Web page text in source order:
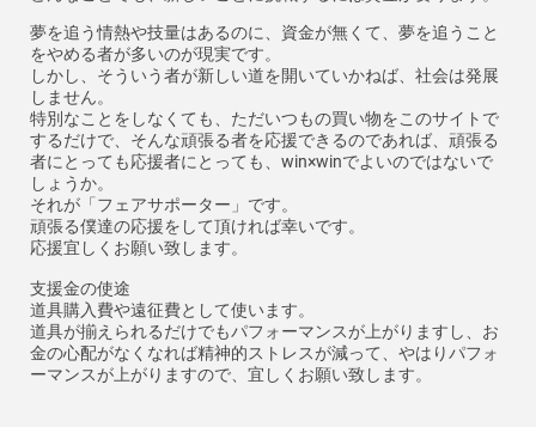
夢を追う情熱や技量はあるのに、資金が無くて、夢を追うこと
をやめる者が多いのが現実です。
しかし、そういう者が新しい道を開いていかねば、社会は発展
しません。
特別なことをしなくても、ただいつもの買い物をこのサイトで
するだけで、そんな頑張る者を応援できるのであれば、頑張る
者にとっても応援者にとっても、win×winでよいのではないで
しょうか。
それが「フェアサポーター」です。
頑張る僕達の応援をして頂ければ幸いです。
応援宜しくお願い致します。
支援金の使途
道具購入費や遠征費として使います。
道具が揃えられるだけでもパフォーマンスが上がりますし、お
金の心配がなくなれば精神的ストレスが減って、やはりパフォ
ーマンスが上がりますので、宜しくお願い致します。